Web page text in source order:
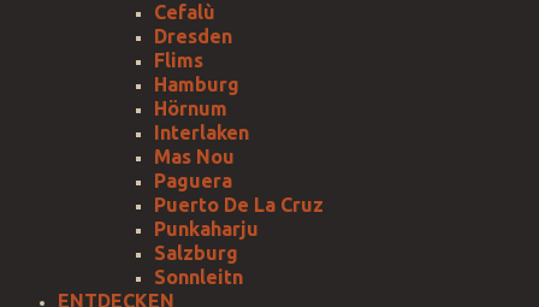
Cefalù
Dresden
Flims
Hamburg
Hörnum
Interlaken
Mas Nou
Paguera
Puerto De La Cruz
Punkaharju
Salzburg
Sonnleitn
ENTDECKEN